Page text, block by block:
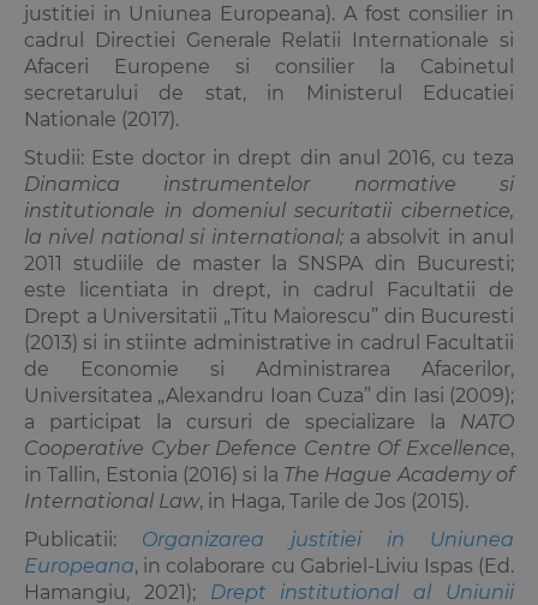
justitiei in Uniunea Europeana). A fost consilier in
cadrul Directiei Generale Relatii Internationale si
Afaceri Europene si consilier la Cabinetul
secretarului de stat, in Ministerul Educatiei
Nationale (2017).
Studii: Este doctor in drept din anul 2016, cu teza
Dinamica instrumentelor normative si
institutionale in domeniul securitatii cibernetice,
la nivel national si international;a absolvit in anul
2011 studiile de master la SNSPA din Bucuresti;
este licentiata in drept, in cadrul Facultatii de
Drept a Universitatii „Titu Maiorescu” din Bucuresti
(2013) si in stiinte administrative in cadrul Facultatii
de Economie si Administrarea Afacerilor,
Universitatea „Alexandru Ioan Cuza” din Iasi (2009);
a participat la cursuri de specializare la NATO
Cooperative Cyber Defence Centre Of Excellence,
in Tallin, Estonia (2016) si la The Hague Academy of
International Law, in Haga, Tarile de Jos (2015).
Publicatii: Organizarea justitiei in Uniunea
Europeana, in colaborare cu Gabriel-Liviu Ispas (Ed.
Hamangiu, 2021); Drept institutional al Uniunii